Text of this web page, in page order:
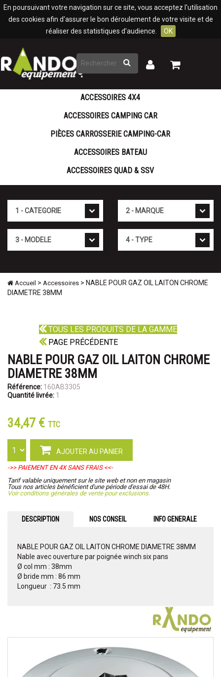
En poursuivant votre navigation sur ce site, vous acceptez l'utilisation
des cookies afin d'assurer le bon déroulement de votre visite et de
réaliser des statistiques d'audience.
OK
Rechercher
Mon
Mon
ACCESSOIRES 4X4
ACCESSOIRES CAMPING CAR
PIÈCES CARROSSERIE CAMPING-CAR
ACCESSOIRES BATEAU
ACCESSOIRES QUAD & SSV
Accueil > Accessoires > NABLE POUR GAZ OIL LAITON CHROME
DIAMETRE 38MM
TOUS LES PRODUITS DE LA GAMME
PAGE PRÉCÉDENTE
NABLE POUR GAZ OIL LAITON CHROME
DIAMETRE 38MM
Référence: 160AB3305
Quantité livrée: 1
34,47 € TTC
AJOUTER AU PANIER
->> PAIEMENT EN 4X SANS FRAIS <<-
Tarif valable uniquement sur le site web et non en magasin
Tous nos articles bénéficient d'une période d'essai de 48H.
Voir conditions générales de vente pour exclusions.
DESCRIPTION NOS CONSEIL INFO GENERALE
NABLE POUR GAZ OIL LAITON CHROME DIAMETRE 38MM
Nable avec ouverture par poignée winch six pans
Ø col mm : 38mm
Ø bride mm : 86 mm
Longueur : 73.5 mm
Panneau de gestion des cookies